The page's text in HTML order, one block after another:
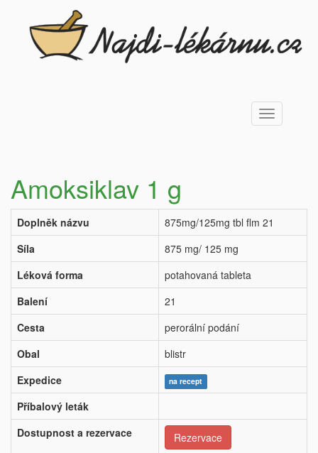
Toggle
navigation
Amoksiklav 1 g
Doplněk názvu
875mg/125mg tbl flm 21
Síla
875 mg/ 125 mg
Léková forma
potahovaná tableta
Balení
21
Cesta
perorální podání
Obal
blistr
Expedice
na recept
Příbalový leták
Dostupnost a rezervace
Rezervace